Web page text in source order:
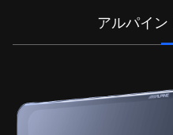
アルパイン